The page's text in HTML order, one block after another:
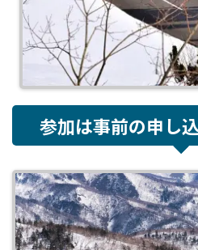
参加は事前の申し